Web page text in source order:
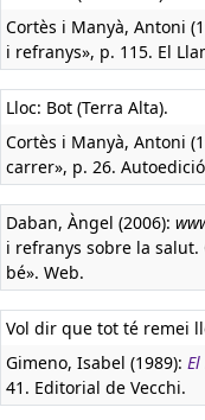
Cortès i Manyà, Antoni
i refranys», p. 115. El
Lloc: Bot (Terra Alta).
Cortès i Manyà, Antoni
carrer», p. 26.
Daban, Àngel (2006):
i refranys sobre la
bé». Web.
Vol dir que tot té remei
Gimeno, Isabel (1989):
41. Editorial de Vecchi.